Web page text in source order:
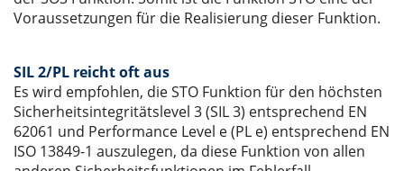
Voraussetzungen für die Realisierung dieser Funktion.
SIL 2/PL reicht oft aus
Es wird empfohlen, die STO Funktion für den höchsten
Sicherheitsintegritätslevel 3 (SIL 3) entsprechend EN
62061 und Performance Level e (PL e) entsprechend EN
ISO 13849-1 auszulegen, da diese Funktion von allen